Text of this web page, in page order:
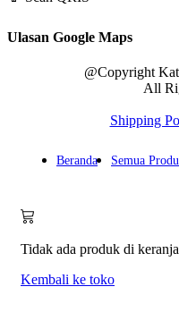
Ulasan Google Maps
@Copyright
All
Shipping
Beranda Semua
Tidak ada produk di
Kembali ke toko